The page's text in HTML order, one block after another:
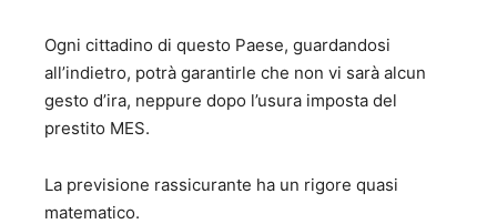
Ogni cittadino di questo Paese, guardandosi
all’indietro, potrà garantirle che non vi sarà alcun
gesto d’ira, neppure dopo l’usura imposta del
prestito MES.
La previsione rassicurante ha un rigore quasi
matematico.